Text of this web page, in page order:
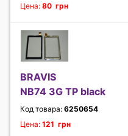
Цена: 80 грн
BRAVIS
NB74 3G TP black
Код товара: 6250654
Цена: 121 грн